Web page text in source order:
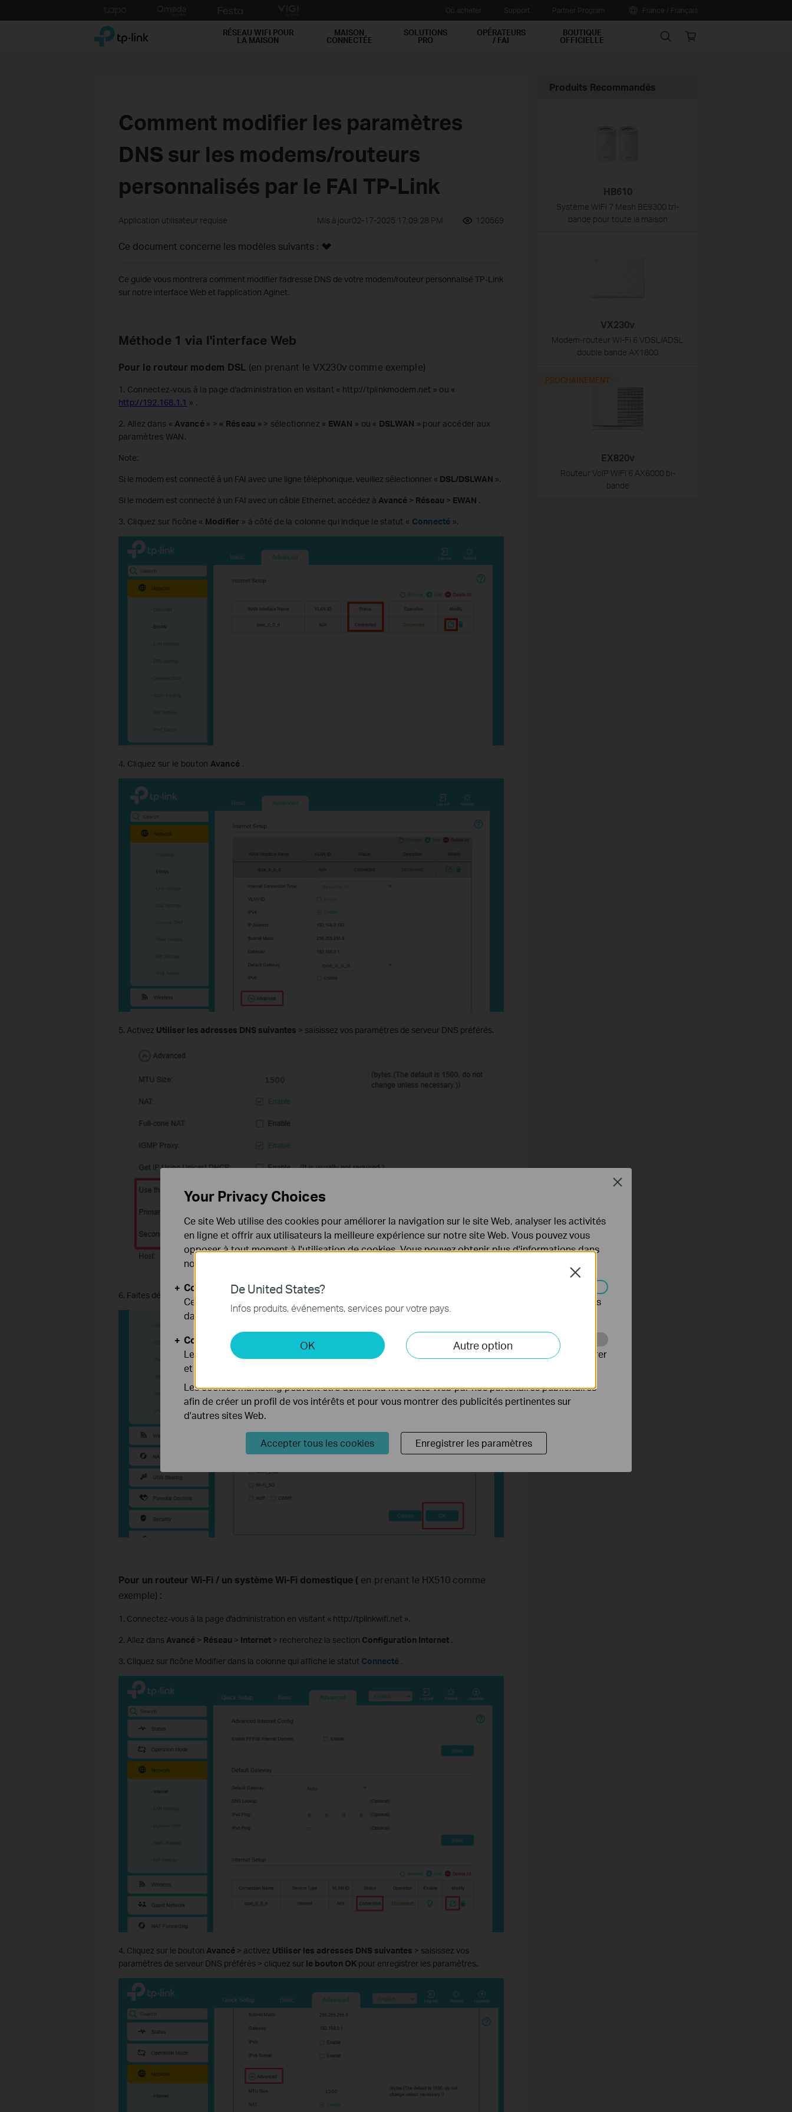
to
TP-Link, Reliably Smart RÉSEAU WIFI POUR
LA MAISON
MAISON
CONNECTÉE
SOLUTIONS
PRO
OPÉRATEURS
/ FAI
BOUTIQUE
OFFICIELLE Search Online
Comment modifier les paramètres
DNS sur les modems/routeurs
personnalisés par le FAI TP-Link
Application utilisateur requise Mis à jour02-17-2025 17:09:28 PM 120569
Ce document concerne les modèles suivants :
Ce guide vous montrera comment modifier l'adresse DNS de votre modem/routeur personnalisé TP-Link
sur notre interface Web et l'application Aginet.
Méthode 1 via l'interface Web
Pour le routeur modem DSL (en prenant le VX230v comme exemple)
1. Connectez-vous à la page d'administration en visitant « http://tplinkmodem.net » ou «
http://192.168.1.1 » .
2. Allez dans « Avancé» > « Réseau » > sélectionnez « EWAN » ou « DSLWAN » pour accéder aux
paramètres WAN.
Note:
Si le modem est connecté à un FAI avec une ligne téléphonique, veuillez sélectionner « DSL/DSLWAN ».
Si le modem est connecté à un FAI avec un câble Ethernet, accédez à Avancé> Réseau > EWAN .
3. Cliquez sur l'icône « Modifier » à côté de la colonne qui indique le statut « Connecté ».
4. Cliquez sur le bouton Avancé .
5. Activez Utiliser les adresses DNS suivantes > saisissez vos paramètres de serveur DNS préférés.
6. Faites défiler vers le bas et cliquez surle bouton OKpour enregistrer les paramètres.
Pour un routeur Wi-Fi / un système Wi-Fi domestique ( en prenant le HX510 comme
exemple) :
1. Connectez-vous à la page d'administration en visitant « http://tplinkwifi.net ».
2. Allez dans Avancé> Réseau > Internet> recherchez la section Configuration Internet.
3. Cliquez sur l'icône Modifier dans la colonne qui affiche le statut Connecté.
4. Cliquez sur le bouton Avancé> activez Utiliser les adresses DNS suivantes > saisissez vos
paramètres de serveur DNS préférés > cliquez sur le bouton OKpour enregistrer les paramètres.
Produits Recommandés
HB610
Système WiFi 7 Mesh BE9300 tri-
bande pour toute la maison
VX230v
Modem-routeur Wi-Fi 6 VDSL/ADSL
double bande AX1800
EX820v
Routeur VoIP WiFi 6 AX6000 bi-
bande
PROCHAINEMENT
De United States?
Infos produits, événements, services pour votre pays.
OK Autre option
Close
Your Privacy Choices
Ce site Web utilise des cookies pour améliorer la navigation sur le site Web, analyser les activités
en ligne et offrir aux utilisateurs la meilleure expérience sur notre site Web. Vous pouvez vous
opposer à tout moment à l'utilisation de cookies. Vous pouvez obtenir plus d'informations dans
notre
Cookies basiques
Ces cookies sont nécessaires au fonctionnement du site Web et ne peuvent pas être désactivés
dans vos systèmes.
Cookies d'analyse et marketing
Les cookies d'analyse nous permettent d'analyser vos activités sur notre site Web pour améliorer
et ajuster les fonctionnalités de notre site Web.
Les cookies marketing peuvent être définis via notre site Web par nos partenaires publicitaires
afin de créer un profil de vos intérêts et pour vous montrer des publicités pertinentes sur
d'autres sites Web.
Accepter tous les cookies Enregistrer les paramètres
Close